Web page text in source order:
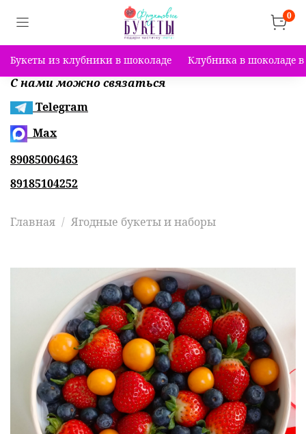
0
Букеты из клубники в шоколаде Клубника в шоколаде в
С нами можно связаться
Telegram
Max
89085006463
89185104252
Главная Ягодные букеты и наборы